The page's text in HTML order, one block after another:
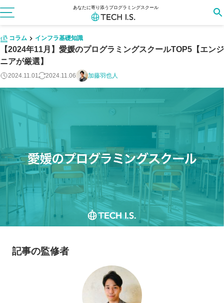
あなたに寄り添うプログラミングスクール
コラム インフラ基礎知識
【2024年11月】愛媛のプログラミングスクールTOP5【エンジ
ニアが厳選】
2024.11.01 2024.11.06 加藤羽也人
記事の監修者